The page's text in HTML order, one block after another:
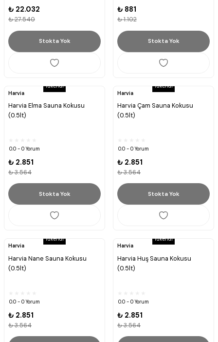
₺ 22.032
₺ 27.540
Stokta Yok
₺ 881
₺ 1.102
Stokta Yok
Tükendi
Harvia
Harvia Elma Sauna Kokusu
(0.5lt)
0.0 - 0 Yorum
₺ 2.851
₺ 3.564
Stokta Yok
Tükendi
Harvia
Harvia Çam Sauna Kokusu
(0.5lt)
0.0 - 0 Yorum
₺ 2.851
₺ 3.564
Stokta Yok
Tükendi
Harvia
Harvia Nane Sauna Kokusu
(0.5lt)
0.0 - 0 Yorum
₺ 2.851
₺ 3.564
Tükendi
Harvia
Harvia Huş Sauna Kokusu
(0.5lt)
0.0 - 0 Yorum
₺ 2.851
₺ 3.564